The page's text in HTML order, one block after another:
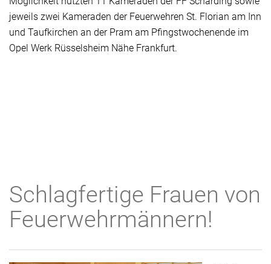
jeweils zwei Kameraden der Feuerwehren St. Florian am Inn
und Taufkirchen an der Pram am Pfingstwochenende im
Opel Werk Rüsselsheim Nähe Frankfurt.
Schlagfertige Frauen von
Feuerwehrmännern!